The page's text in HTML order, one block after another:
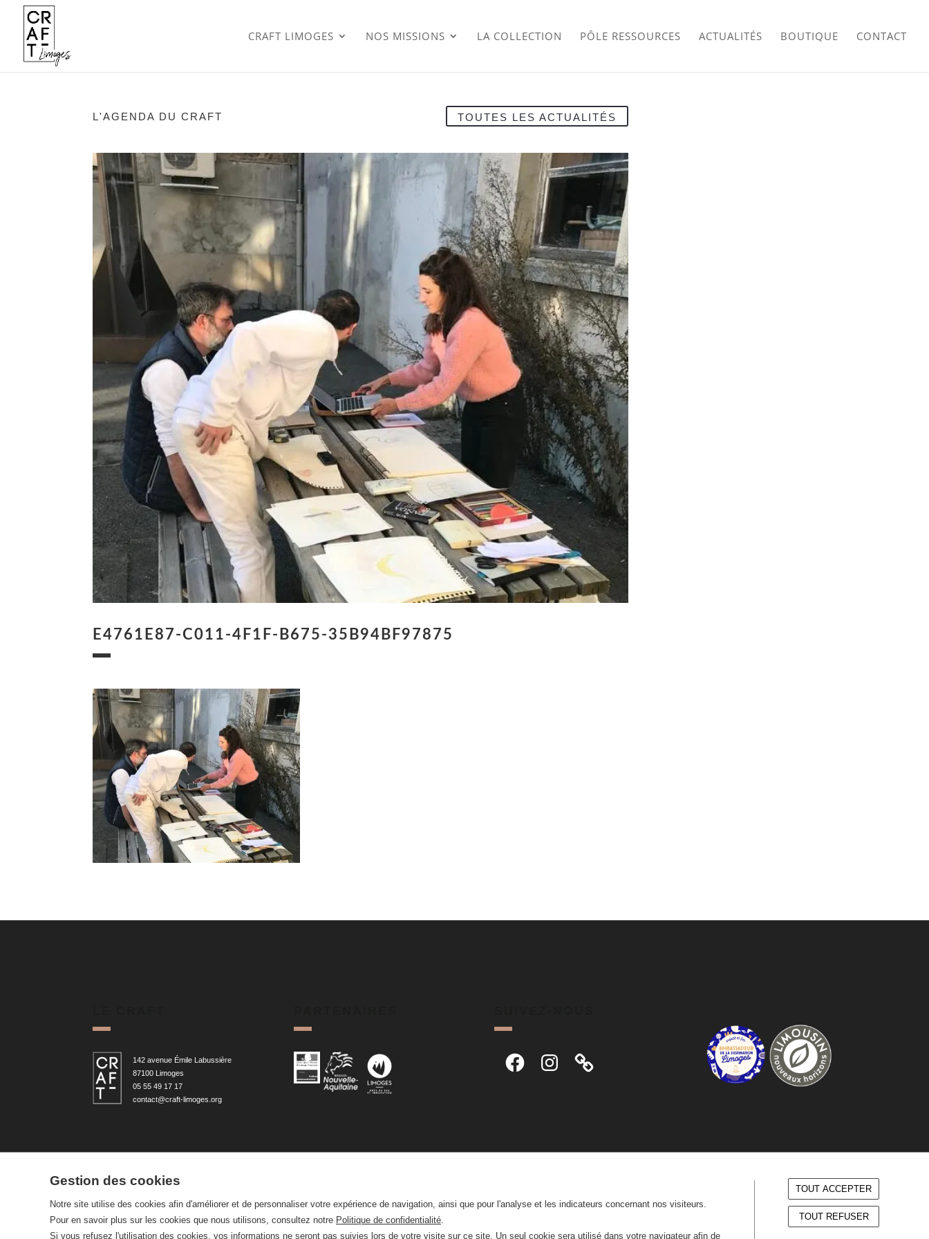
CRAFT LIMOGES NOS MISSIONS LA COLLECTION PÔLE RESSOURCES ACTUALITÉS BOUTIQUE CONTACT
L'AGENDA DU CRAFT TOUTES LES ACTUALITÉS
E4761E87-C011-4F1F-B675-35B94BF97875
142 avenue Émile Labussière
87100 Limoges
05 55 49 17 17
contact@craft-limoges.org
FacebookInstagram
© 2026 —
Gestion des cookies
Notre site utilise des cookies afin d'améliorer et de personnaliser votre expérience de navigation, ainsi que pour l'analyse et les indicateurs concernant nos visiteurs.
Pour en savoir plus sur les cookies que nous utilisons, consultez notre Politique de confidentialité.
Si vous refusez l'utilisation des cookies, vos informations ne seront pas suivies lors de votre visite sur ce site. Un seul cookie sera utilisé dans votre navigateur afin de
TOUT ACCEPTER
TOUT REFUSER